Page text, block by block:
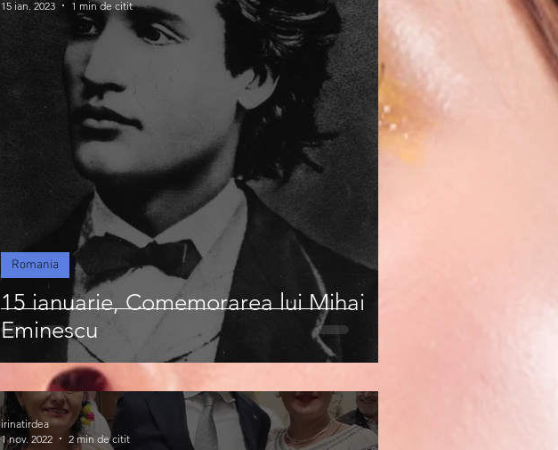
15 ianuarie, Comemorarea lui Mihai
Eminescu
Romania
15 ian. 2023
1 min de citit
irinatirdea
1 nov. 2022
2 min de citit